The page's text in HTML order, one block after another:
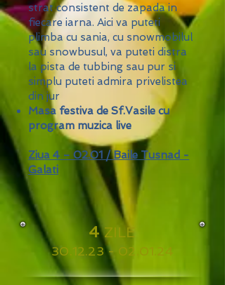
strat consistent de zapada in
fiecare iarna. Aici va puteti
plimba cu sania, cu snowmobilul
sau snowbusul, va puteti distra
la pista de tubbing sau pur si
simplu puteti admira privelistea
din jur
Masa festiva de Sf.Vasile cu
program muzica live
Ziua 4 – 02.01 / Baile Tusnad -
Galati
4 ZILE
30.12.23 - 02.01.24